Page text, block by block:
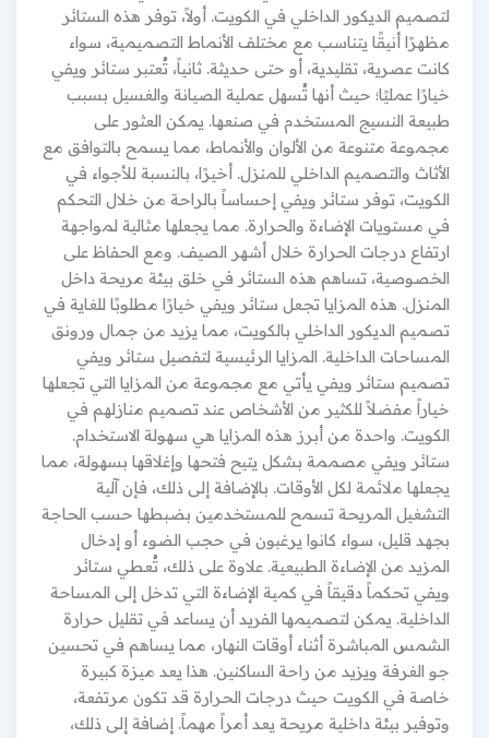
لتصميم الديكور الداخلي في الكويت. أولاً، توفر هذه الستائر
مظهرًا أنيقًا يتناسب مع مختلف الأنماط التصميمية، سواء
كانت عصرية، تقليدية، أو حتى حديثة. ثانياً، تُعتبر ستائر ويفي
خيارًا عمليًا؛ حيث أنها تُسهل عملية الصيانة والغسيل بسبب
طبيعة النسيج المستخدم في صنعها. يمكن العثور على
مجموعة متنوعة من الألوان والأنماط، مما يسمح بالتوافق مع
الأثاث والتصميم الداخلي للمنزل. أخيرًا، بالنسبة للأجواء في
الكويت، توفر ستائر ويفي إحساساً بالراحة من خلال التحكم
في مستويات الإضاءة والحرارة. مما يجعلها مثالية لمواجهة
ارتفاع درجات الحرارة خلال أشهر الصيف. ومع الحفاظ على
الخصوصية، تساهم هذه الستائر في خلق بيئة مريحة داخل
المنزل. هذه المزايا تجعل ستائر ويفي خيارًا مطلوبًا للغاية في
تصميم الديكور الداخلي بالكويت، مما يزيد من جمال ورونق
المساحات الداخلية. المزايا الرئيسية لتفصيل ستائر ويفي
تصميم ستائر ويفي يأتي مع مجموعة من المزايا التي تجعلها
خياراً مفضلاً للكثير من الأشخاص عند تصميم منازلهم في
الكويت. واحدة من أبرز هذه المزايا هي سهولة الاستخدام.
ستائر ويفي مصممة بشكل يتيح فتحها وإغلاقها بسهولة، مما
يجعلها ملائمة لكل الأوقات. بالإضافة إلى ذلك، فإن آلية
التشغيل المريحة تسمح للمستخدمين بضبطها حسب الحاجة
بجهد قليل، سواء كانوا يرغبون في حجب الضوء أو إدخال
المزيد من الإضاءة الطبيعية. علاوة على ذلك، تُعطي ستائر
ويفي تحكماً دقيقاً في كمية الإضاءة التي تدخل إلى المساحة
الداخلية. يمكن لتصميمها الفريد أن يساعد في تقليل حرارة
الشمس المباشرة أثناء أوقات النهار، مما يساهم في تحسين
جو الغرفة ويزيد من راحة الساكنين. هذا يعد ميزة كبيرة
خاصة في الكويت حيث درجات الحرارة قد تكون مرتفعة،
وتوفير بيئة داخلية مريحة يعد أمراً مهماً. إضافة إلى ذلك،